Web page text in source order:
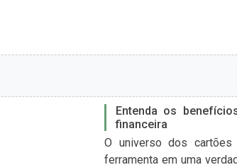
Entenda os
financeira
O universo dos cartões
ferramenta em uma